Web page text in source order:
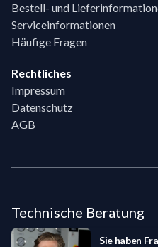
Bestell- und
Serviceinformationen
Häufige Fragen
Rechtliches
Impressum
Datenschutz
AGB
Technische Beratung
Sie haben